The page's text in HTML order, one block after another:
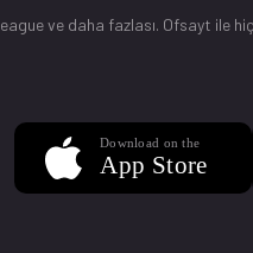
ve daha fazlası. Ofsayt ile